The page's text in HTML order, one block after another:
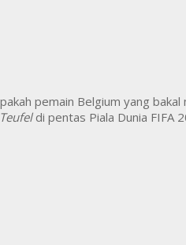
pemain Belgium yang
di pentas Piala Dunia FIFA